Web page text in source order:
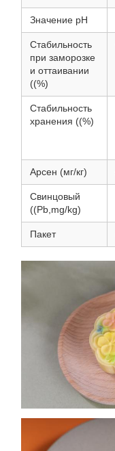
Значение pH
Стабильность
при заморозке
и оттаивании
((%)
Стабильность
хранения ((%)
Арсен (мг/кг)
Свинцовый
((Pb,mg/kg)
Пакет